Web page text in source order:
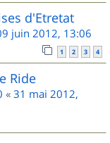
d'Etretat
juin 2012, 13:06
1 2 3 4
Ride
« 31 mai 2012,